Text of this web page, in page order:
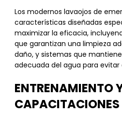
Los modernos lavaojos de
características diseñadas
maximizar la eficacia,
que garantizan una limpieza
daño, y sistemas que
adecuada del agua para evitar
ENTRENAMIENTO
CAPACITACIONES